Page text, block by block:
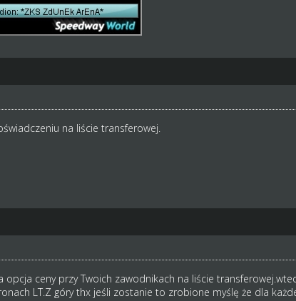
na liście transferowej.
opcja ceny przy Twoich zawodnikach na liście
LT.Z góry thx jeśli zostanie to zrobione myślę że dla